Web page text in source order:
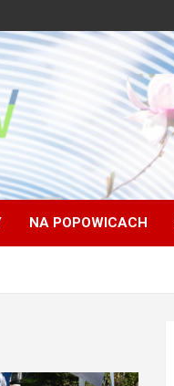
NA POPOWICACH